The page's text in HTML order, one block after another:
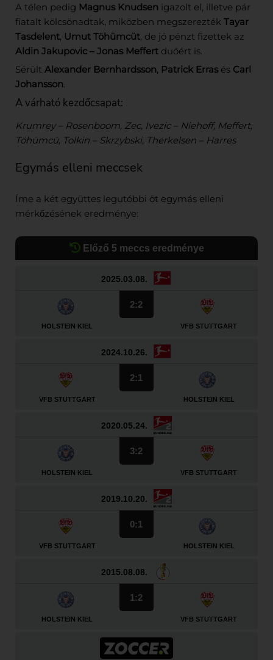
A télen pedig Magnus Knudsen igazolt el, illetve pár
fiatalt kölcsönadtak, miközben megszerezték Tayar
Tasdelent, Umut Töhümcüt, de jó pénzt fizettek az
Aldin Jakupovic – Jonas Meffert duóért is.
Sérült Alexander Bernhardsson, Patrick Erras és Carl
Johansson.
A várható kezdőcsapat:
Krumrey – Rosenboom, Zec, Ivezic – Niehoff, Meffert,
Töhümcü, Tolkin – Skrzybski, Therkelsen – Harres
Egymás elleni meccsek
Íme a két együttes legutóbbi öt egymás elleni
mérkőzésének eredménye:
Előző 5 meccs eredménye
2025.03.08.
HOLSTEIN KIEL
2:2
VFB STUTTGART
2024.10.26.
VFB STUTTGART
2:1
HOLSTEIN KIEL
2020.05.24.
HOLSTEIN KIEL
3:2
VFB STUTTGART
2019.10.20.
VFB STUTTGART
0:1
HOLSTEIN KIEL
2015.08.08.
HOLSTEIN KIEL
1:2
VFB STUTTGART